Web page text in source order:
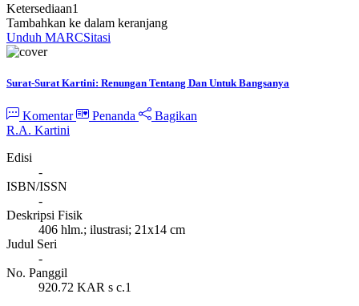
Ketersediaan1
Tambahkan ke dalam keranjang
Unduh MARCSitasi
Surat-Surat Kartini: Renungan Tentang Dan Untuk Bangsanya
Komentar Penanda
Bagikan
R.A. Kartini
Edisi
-
ISBN/ISSN
-
Deskripsi Fisik
406 hlm.; ilustrasi; 21x14 cm
Judul Seri
-
No. Panggil
920.72 KAR s c.1